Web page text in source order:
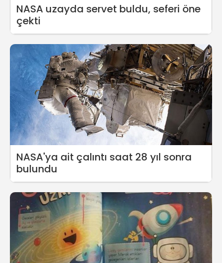
NASA uzayda servet buldu, seferi öne
çekti
NASA'ya ait çalıntı saat 28 yıl sonra
bulundu